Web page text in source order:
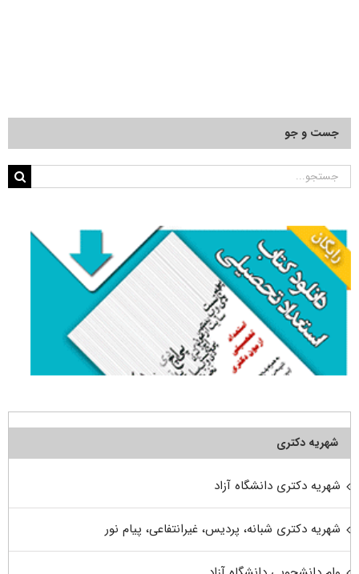
جست و جو
جستجو
شهریه دکتری
شهریه دکتری دانشگاه آزاد
شهریه دکتری شبانه، پردیس، غیرانتفاعی، پیام نور